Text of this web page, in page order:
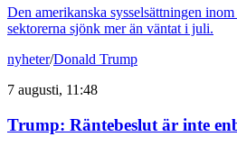
Den amerikanska sysselsättningen
sektorerna sjönk mer än väntat i juli.
nyheter/Donald Trump
7 augusti, 11:48
Trump: Räntebeslut är inte